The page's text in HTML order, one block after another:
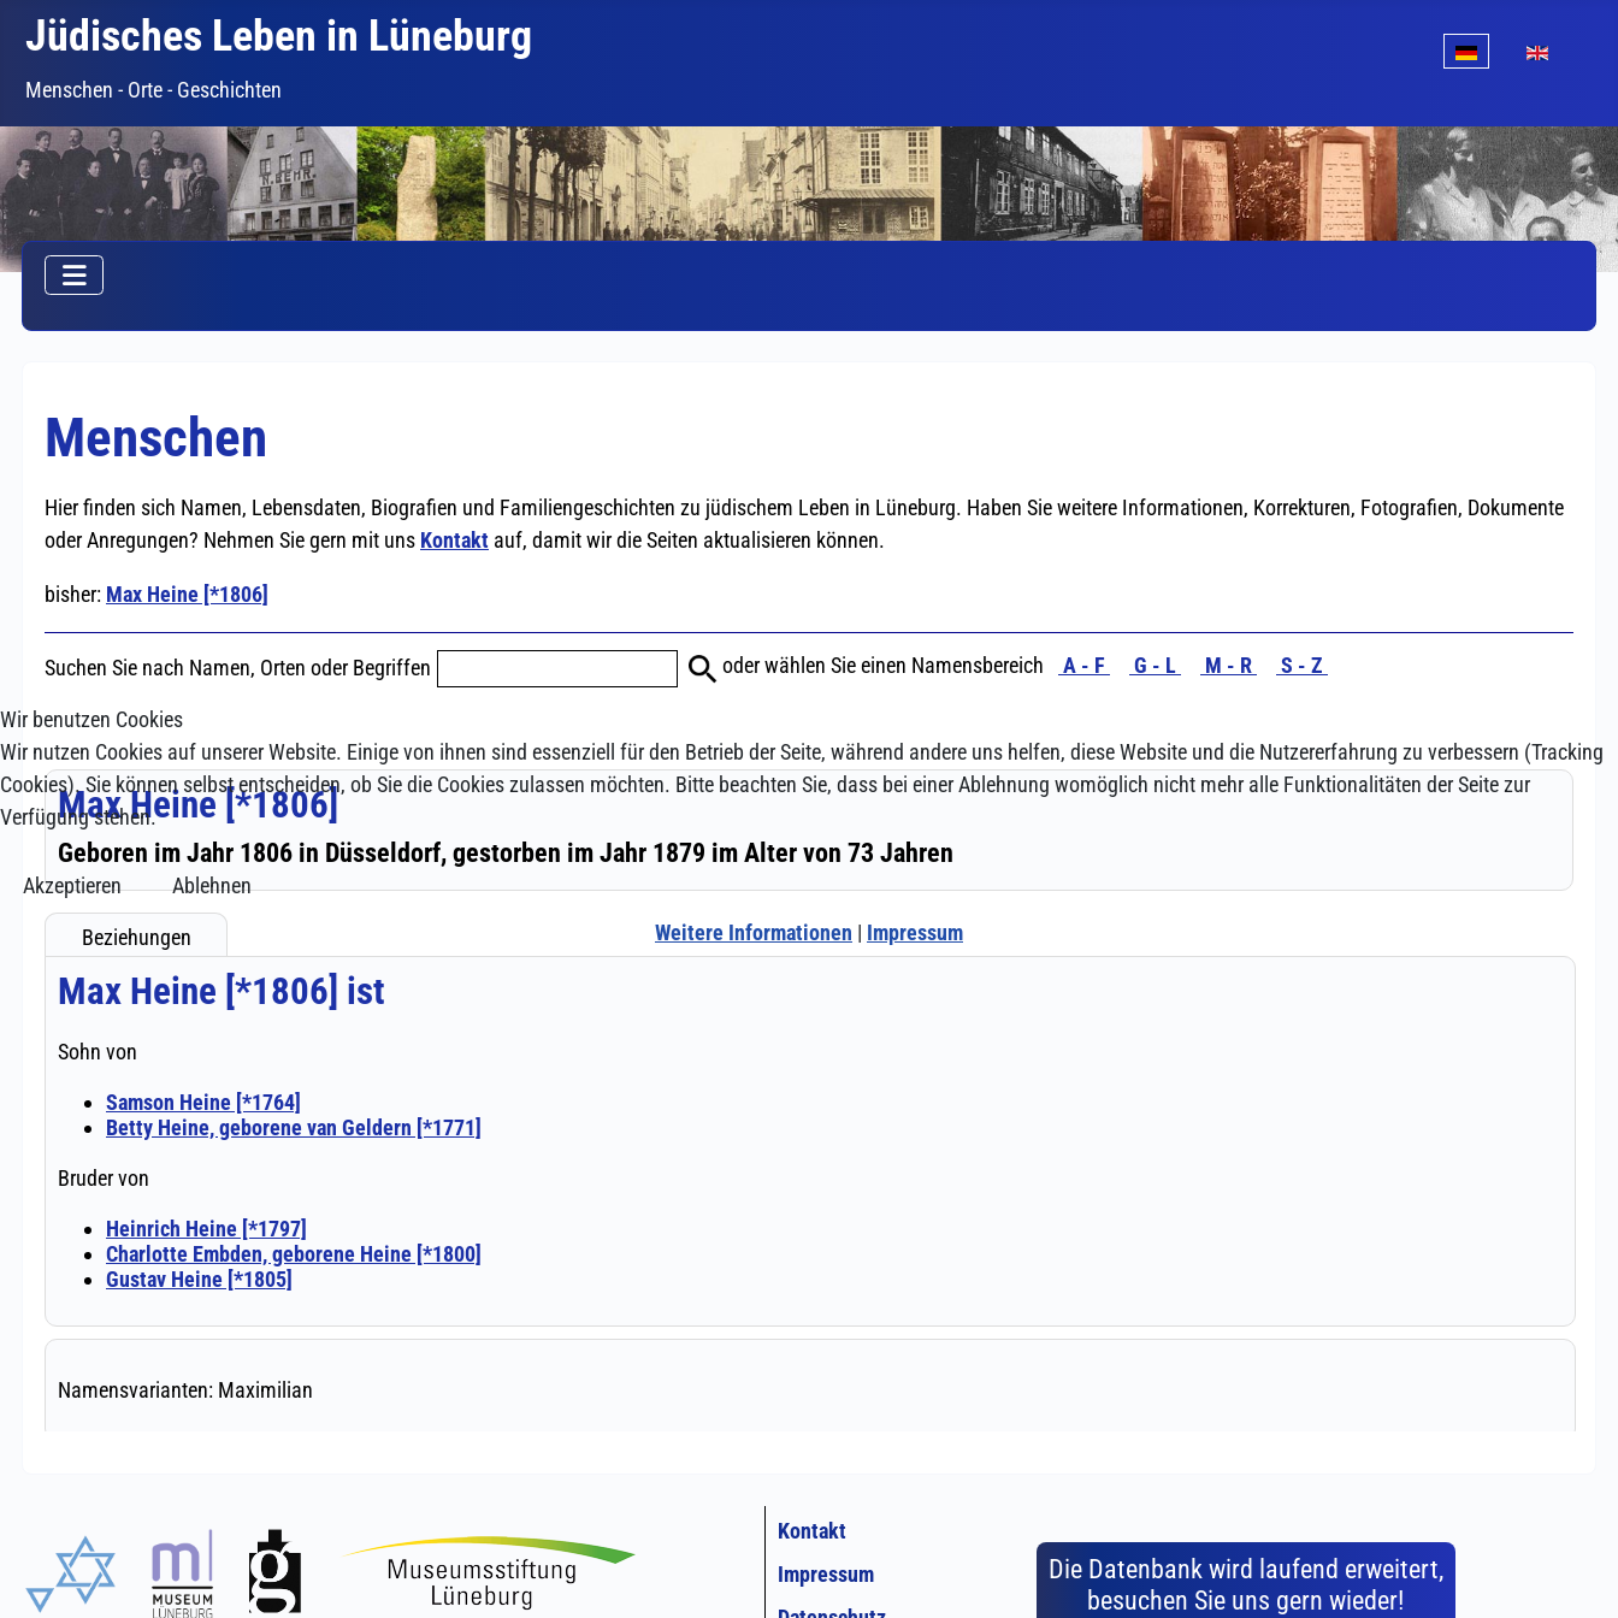
Jüdisches Leben in Lüneburg
Menschen - Orte - Geschichten
Kontakt
Impressum
Die Datenbank wird laufend erweitert,
besuchen Sie uns gern wieder!
Wir benutzen Cookies
Wir nutzen Cookies auf unserer Website. Einige von ihnen sind essenziell für den Betrieb der Seite, während andere uns helfen, diese Website und die Nutzererfahrung zu verbessern (Tracking
Cookies). Sie können selbst entscheiden, ob Sie die Cookies zulassen möchten. Bitte beachten Sie, dass bei einer Ablehnung womöglich nicht mehr alle Funktionalitäten der Seite zur
Verfügung stehen.
Akzeptieren
Ablehnen
Weitere Informationen | Impressum